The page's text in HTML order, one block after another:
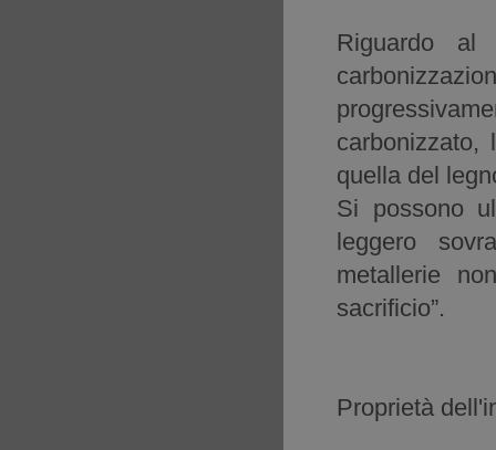
Riguardo al
quella del
Si possono
leggero
metallerie
sacrificio”.
Proprietà